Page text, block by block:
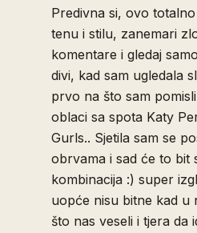
Predivna si, ovo
tenu i stilu, zanemari
komentare i gledaj
divi, kad sam ugledala
prvo na što sam
oblaci sa spota Katy
Gurls.. Sjetila sam se
obrvama i sad će to bit
kombinacija :) super
uopće nisu bitne kad u
što nas veseli i tjera da